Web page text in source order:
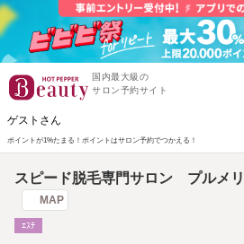
国内最大級の
サロン予約サイト
ゲストさん
ポイントが1%たまる！ ポイントはサロン予約でつかえる！
スピード脱毛専門サロン プルメ
MAP
ｴｽﾃ